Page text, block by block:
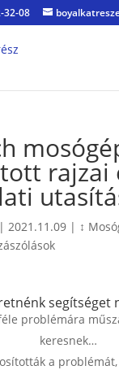
32-08
rajzai
| 2021.11.09| ↕
segítséget
problémára
keresnek…
a